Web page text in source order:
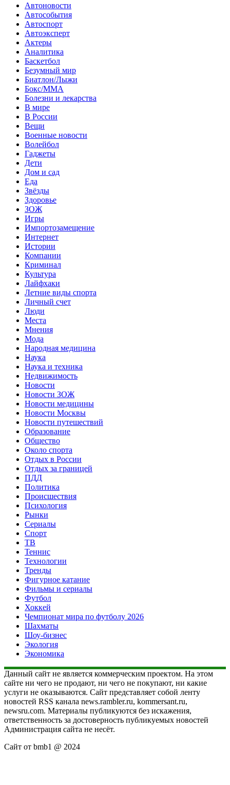
Автоновости
Автособытия
Автоспорт
Автоэксперт
Актеры
Аналитика
Баскетбол
Безумный мир
Биатлон/Лыжи
Бокс/MMA
Болезни и лекарства
В мире
В России
Вещи
Военные новости
Волейбол
Гаджеты
Дети
Дом и сад
Еда
Звёзды
Здоровье
ЗОЖ
Игры
Импортозамещение
Интернет
Истории
Компании
Криминал
Культура
Лайфхаки
Летние виды спорта
Личный счет
Люди
Места
Мнения
Мода
Народная медицина
Наука
Наука и техника
Недвижимость
Новости
Новости ЗОЖ
Новости медицины
Новости Москвы
Новости путешествий
Образование
Общество
Около спорта
Отдых в России
Отдых за границей
ПДД
Политика
Происшествия
Психология
Рынки
Сериалы
Спорт
ТВ
Теннис
Технологии
Тренды
Фигурное катание
Фильмы и сериалы
Футбол
Хоккей
Чемпионат мира по футболу 2026
Шахматы
Шоу-бизнес
Экология
Экономика
Данный сайт не является коммерческим проектом. На этом
сайте ни чего не продают, ни чего не покупают, ни какие
услуги не оказываются. Сайт представляет собой ленту
новостей RSS канала news.rambler.ru, kommersant.ru,
newsru.com. Материалы публикуются без искажения,
ответственность за достоверность публикуемых новостей
Администрация сайта не несёт.
Сайт от bmb1 @ 2024